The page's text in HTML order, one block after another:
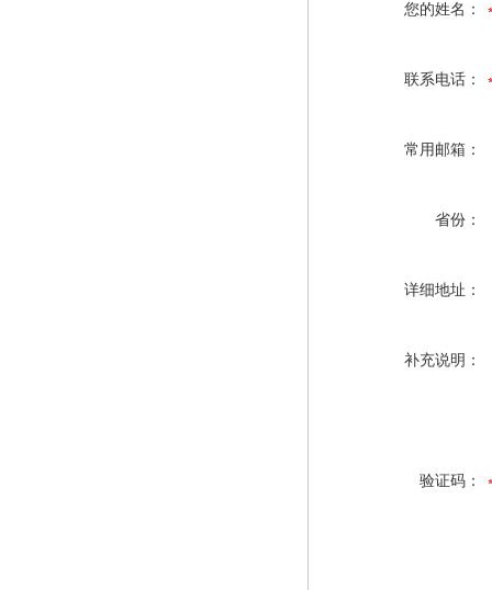
您的姓名：
联系电话：
常用邮箱：
省份：
详细地址：
补充说明：
验证码：